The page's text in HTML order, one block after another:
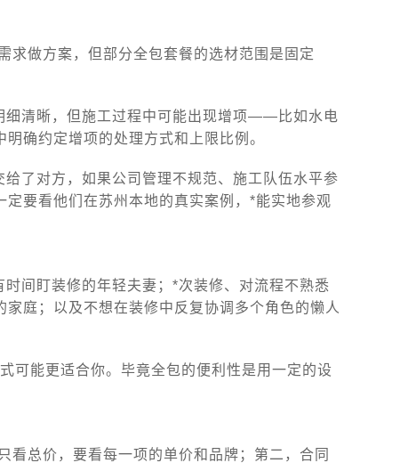
求做方案，但部分全包套餐的选材范围是固定
细清晰，但施工过程中可能出现增项——比如水电
确约定增项的处理方式和上限比例。
了对方，如果公司管理不规范、施工队伍水平参
要看他们在苏州本地的真实案例，*能实地参观
间盯装修的年轻夫妻；*次装修、对流程不熟悉
庭；以及不想在装修中反复协调多个角色的懒人
可能更适合你。毕竟全包的便利性是用一定的设
总价，要看每一项的单价和品牌；第二，合同